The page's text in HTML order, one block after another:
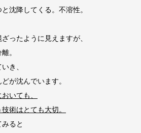
沈降してくる。不溶性。
ったように見えますが、
。
き、
が沈んでいます。
いても、
術はとても大切。
ると